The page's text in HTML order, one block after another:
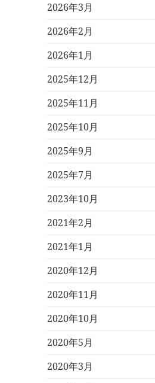
2026年3月
2026年2月
2026年1月
2025年12月
2025年11月
2025年10月
2025年9月
2025年7月
2023年10月
2021年2月
2021年1月
2020年12月
2020年11月
2020年10月
2020年5月
2020年3月